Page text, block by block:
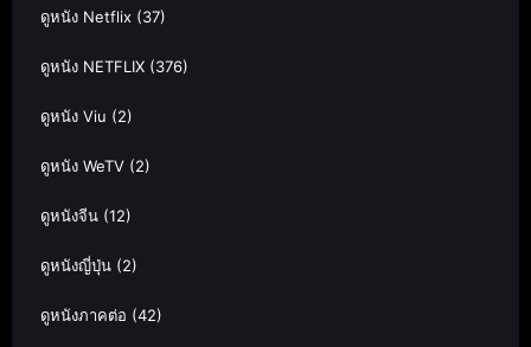
ดูหนัง Netflix (37)
ดูหนัง NETFLIX (376)
ดูหนัง Viu (2)
ดูหนัง WeTV (2)
ดูหนังจีน (12)
ดูหนังญี่ปุ่น (2)
ดูหนังภาคต่อ (42)